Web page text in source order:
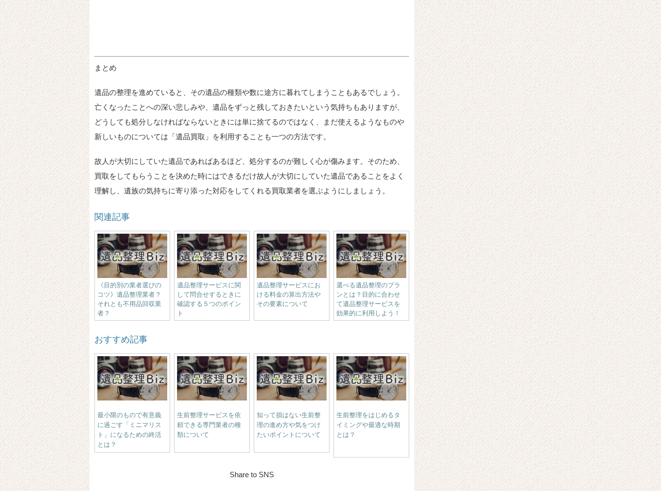
まとめ
遺品の整理を進めていると、その遺品の種類や数に途方に暮れてしまうこともあるでしょう。
亡くなったことへの深い悲しみや、遺品をずっと残しておきたいという気持ちもありますが、
どうしても処分しなければならないときには単に捨てるのではなく、まだ使えるようなものや
新しいものについては「遺品買取」を利用することも一つの方法です。
故人が大切にしていた遺品であればあるほど、処分するのが難しく心が傷みます。そのため、
買取をしてもらうことを決めた時にはできるだけ故人が大切にしていた遺品であることをよく
理解し、遺族の気持ちに寄り添った対応をしてくれる買取業者を選ぶようにしましょう。
関連記事
《目的別の業者選びの
コツ》遺品整理業者？
それとも不用品回収業
者？
遺品整理サービスに関
して問合せするときに
確認する５つのポイン
ト
遺品整理サービスにお
ける料金の算出方法や
その要素について
選べる遺品整理のプラ
ンとは？目的に合わせ
て遺品整理サービスを
効果的に利用しよう！
おすすめ記事
最小限のもので有意義
に過ごす「ミニマリス
ト」になるための終活
とは？
生前整理サービスを依
頼できる専門業者の種
類について
知って損はない生前整
理の進め方や気をつけ
たいポイントについて
生前整理をはじめるタ
イミングや最適な時期
とは？
Share to SNS